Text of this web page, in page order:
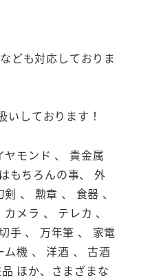
ども対応しておりま
いしております！
モンド 、 貴金属
もちろんの事、 外
、 勲章 、 食器 、
メラ 、 テレカ 、
手 、 万年筆 、 家電
機 、 洋酒 、 古酒
ほか、さまざまな